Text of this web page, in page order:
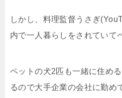
しかし、料理監督うさぎ
内で一人暮らしをされていて
ペットの犬2匹も一緒に住め
るので大手企業の会社に勤め